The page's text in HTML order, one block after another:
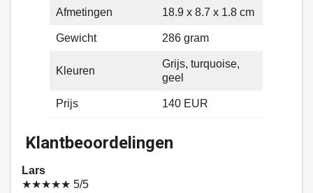
Afmetingen 18.9 x 8.7 x 1.8 cm
Gewicht 286 gram
Kleuren
Grijs, turquoise,
geel
Prijs 140 EUR
Klantbeoordelingen
Lars
★★★★★ 5/5